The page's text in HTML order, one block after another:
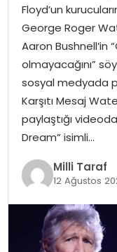
Floyd’un
George Roger
Aaron Bushnell’in
olmayacağını”
sosyal medyada
Karşıtı Mesaj
paylaştığı
Dream” isimli…
Milli Taraf
12 Ağustos